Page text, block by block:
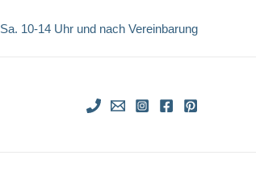
Sa. 10-14 Uhr und nach Vereinbarung